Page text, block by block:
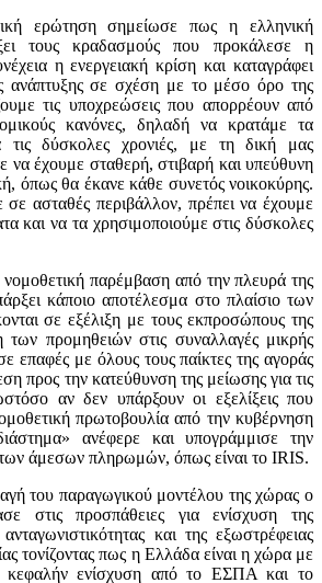
ερώτηση σημείωσε πως η ελληνική
τους κραδασμούς που προκάλεσε η
η ενεργειακή κρίση και καταγράφει
ανάπτυξης σε σχέση με το μέσο όρο της
τις υποχρεώσεις που απορρέουν από
κανόνες, δηλαδή να κρατάμε τα
τις δύσκολες χρονιές, με τη δική μας
να έχουμε σταθερή, στιβαρή και υπεύθυνη
όπως θα έκανε κάθε συνετός νοικοκύρης.
ασταθές περιβάλλον, πρέπει να έχουμε
και να τα χρησιμοποιούμε στις δύσκολες
νομοθετική παρέμβαση από την πλευρά της
κάποιο αποτέλεσμα στο πλαίσιο των
σε εξέλιξη με τους εκπροσώπους της
προμηθειών στις συναλλαγές μικρής
επαφές με όλους τους παίκτες της αγοράς
προς την κατεύθυνση της μείωσης για τις
αν δεν υπάρξουν οι εξελίξεις που
πρωτοβουλία από την κυβέρνηση
ανέφερε και υπογράμμισε την
άμεσων πληρωμών, όπως είναι το IRIS.
του παραγωγικού μοντέλου της χώρας ο
στις προσπάθειες για ενίσχυση της
και της εξωστρέφειας
τονίζοντας πως η Ελλάδα είναι η χώρα με
κεφαλήν ενίσχυση από το ΕΣΠΑ και το